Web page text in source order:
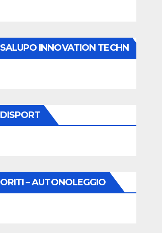
SALUPO INNOVATION TECHN
DISPORT
ORITI – AUTONOLEGGIO